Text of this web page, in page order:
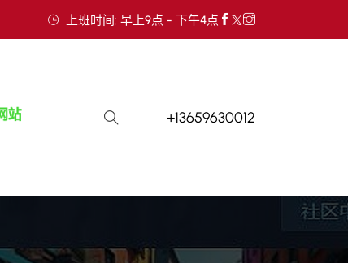
上班时间: 早上9点 - 下午4点
+13659630012